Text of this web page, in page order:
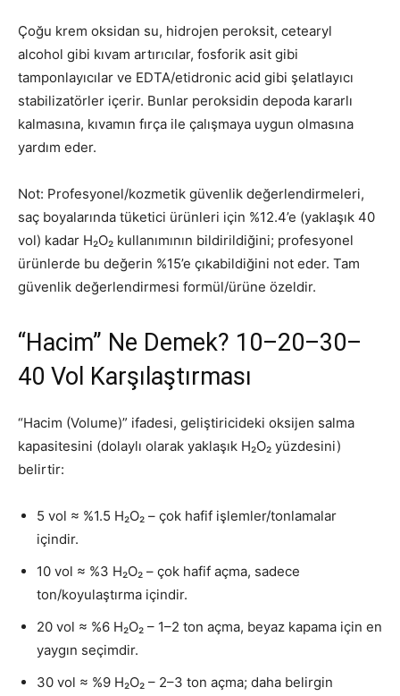
Çoğu krem oksidan su, hidrojen peroksit, cetearyl
alcohol gibi kıvam artırıcılar, fosforik asit gibi
tamponlayıcılar ve EDTA/etidronic acid gibi şelatlayıcı
stabilizatörler içerir. Bunlar peroksidin depoda kararlı
kalmasına, kıvamın fırça ile çalışmaya uygun olmasına
yardım eder.
Not: Profesyonel/kozmetik güvenlik değerlendirmeleri,
saç boyalarında tüketici ürünleri için %12.4’e (yaklaşık 40
vol) kadar H₂O₂ kullanımının bildirildiğini; profesyonel
ürünlerde bu değerin %15’e çıkabildiğini not eder. Tam
güvenlik değerlendirmesi formül/ürüne özeldir.
“Hacim” Ne Demek? 10–20–30–
40 Vol Karşılaştırması
“Hacim (Volume)” ifadesi, geliştiricideki oksijen salma
kapasitesini (dolaylı olarak yaklaşık H₂O₂ yüzdesini)
belirtir:
5 vol ≈ %1.5 H₂O₂ – çok hafif işlemler/tonlamalar
içindir.
10 vol ≈ %3 H₂O₂ – çok hafif açma, sadece
ton/koyulaştırma içindir.
20 vol ≈ %6 H₂O₂ – 1–2 ton açma, beyaz kapama için en
yaygın seçimdir.
30 vol ≈ %9 H₂O₂ – 2–3 ton açma; daha belirgin